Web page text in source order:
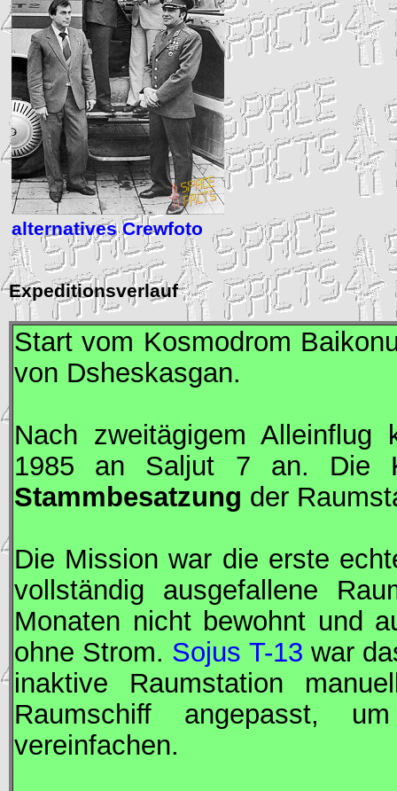
alternatives Crewfoto
Expeditionsverlauf
Start vom Kosmodrom
von Dsheskasgan.
Nach zweitägigem Alleinflug
1985 an Saljut 7 an. Die
Stammbesatzung der
Die Mission war die erste
vollständig ausgefallene
Monaten nicht bewohnt und
ohne Strom. Sojus T-13 war
inaktive Raumstation
Raumschiff angepasst,
vereinfachen.